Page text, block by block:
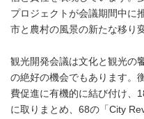
プロジェクトが会議期間中に
市と農村の風景の新たな移り
観光開発会議は文化と観光の
の絶好の機会でもあります。
費促進に有機的に結び付け、
に取りまとめ、68の「City